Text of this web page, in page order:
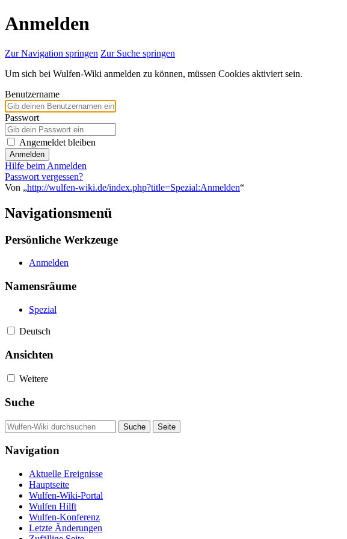
Anmelden
Zur Navigation springen Zur Suche springen
Um sich bei Wulfen-Wiki anmelden zu können, müssen Cookies aktiviert sein.
Benutzername
Passwort
Angemeldet bleiben
Anmelden
Hilfe beim Anmelden
Passwort vergessen?
Von „http://wulfen-wiki.de/index.php?title=Spezial:Anmelden“
Navigationsmenü
Persönliche Werkzeuge
Anmelden
Namensräume
Spezial
Deutsch
Ansichten
Weitere
Suche
Navigation
Aktuelle Ereignisse
Hauptseite
Wulfen-Wiki-Portal
Wulfen Hilft
Wulfen-Konferenz
Letzte Änderungen